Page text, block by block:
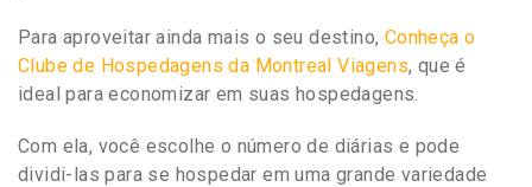
Para aproveitar ainda mais o seu destino, Conheça o
Clube de Hospedagens da Montreal Viagens, que é
ideal para economizar em suas hospedagens.
Com ela, você escolhe o número de diárias e pode
dividi-las para se hospedar em uma grande variedade